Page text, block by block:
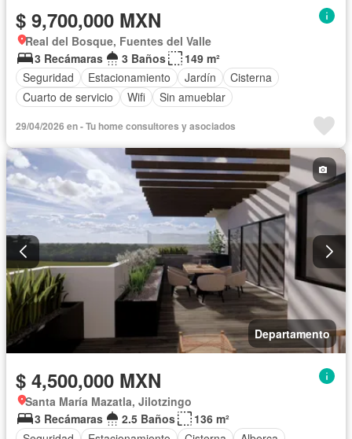
$ 9,700,000 MXN
Real del Bosque, Fuentes del Valle
3 Recámaras
3 Baños
149 m²
Seguridad
Estacionamiento Jardín
Cisterna
Cuarto de servicio
Wifi Sin amueblar
29/04/2026 en - Tu home consultores y asociados
Departamento
$ 4,500,000 MXN
Santa María Mazatla, Jilotzingo
3 Recámaras
2.5 Baños
136 m²